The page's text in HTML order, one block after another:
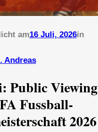
am16 Juli, 2026in
Andreas
Public
Fussball-
2026